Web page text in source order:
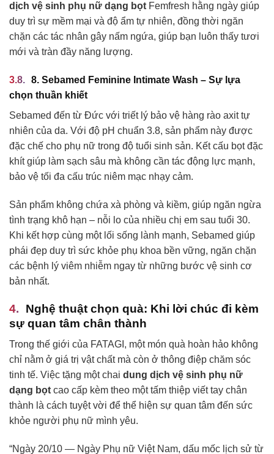
dịch vệ sinh phụ nữ dạng bọt Femfresh hằng ngày giúp
duy trì sự mềm mại và độ ẩm tự nhiên, đồng thời ngăn
chặn các tác nhân gây nấm ngứa, giúp bạn luôn thấy tươi
mới và tràn đầy năng lượng.
8. Sebamed Feminine Intimate Wash – Sự lựa
chọn thuần khiết
Sebamed đến từ Đức với triết lý bảo vệ hàng rào axit tự
nhiên của da. Với độ pH chuẩn 3.8, sản phẩm này được
đặc chế cho phụ nữ trong độ tuổi sinh sản. Kết cấu bọt đặc
khít giúp làm sạch sâu mà không cần tác động lực mạnh,
bảo vệ tối đa cấu trúc niêm mạc nhạy cảm.
Sản phẩm không chứa xà phòng và kiềm, giúp ngăn ngừa
tình trạng khô hạn – nỗi lo của nhiều chị em sau tuổi 30.
Khi kết hợp cùng một lối sống lành mạnh, Sebamed giúp
phái đẹp duy trì sức khỏe phụ khoa bền vững, ngăn chặn
các bệnh lý viêm nhiễm ngay từ những bước vệ sinh cơ
bản nhất.
Nghệ thuật chọn quà: Khi lời chúc đi kèm
sự quan tâm chân thành
Trong thế giới của FATAGI, một món quà hoàn hảo không
chỉ nằm ở giá trị vật chất mà còn ở thông điệp chăm sóc
tinh tế. Việc tặng một chai dung dịch vệ sinh phụ nữ
dạng bọt cao cấp kèm theo một tấm thiệp viết tay chân
thành là cách tuyệt vời để thể hiện sự quan tâm đến sức
khỏe người phụ nữ mình yêu.
“Ngày 20/10 — Ngày Phụ nữ Việt Nam, dấu mốc lịch sử từ